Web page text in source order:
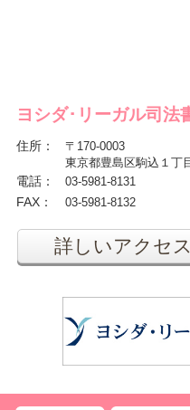
ヨシダ･リーガル司法
住所：
〒170-0003
東京都豊島区駒込１丁
電話： 03-5981-8131
FAX： 03-5981-8132
詳しいアクセ